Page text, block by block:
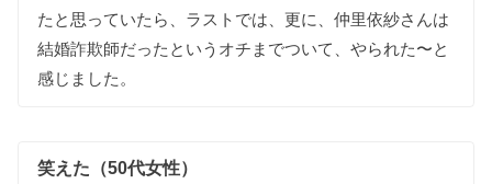
たと思っていたら、ラストでは、更に、仲里依紗さんは
結婚詐欺師だったというオチまでついて、やられた〜と
感じました。
笑えた（50代女性）